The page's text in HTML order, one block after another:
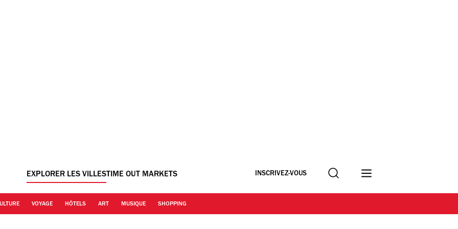
EXPLORER LES VILLESTIME OUT MARKETS INSCRIVEZ-VOUS Recherche
VOYAGE HÔTELS ART MUSIQUE SHOPPING